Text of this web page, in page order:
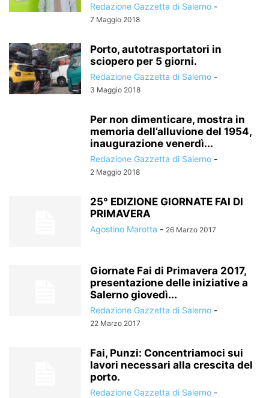
Redazione Gazzetta di Salerno -
7 Maggio 2018
Porto, autotrasportatori in
sciopero per 5 giorni.
Redazione Gazzetta di Salerno -
3 Maggio 2018
Per non dimenticare, mostra in
memoria dell’alluvione del 1954,
inaugurazione venerdì...
Redazione Gazzetta di Salerno -
2 Maggio 2018
25° EDIZIONE GIORNATE FAI DI
PRIMAVERA
Agostino Marotta - 26 Marzo 2017
Giornate Fai di Primavera 2017,
presentazione delle iniziative a
Salerno giovedì...
Redazione Gazzetta di Salerno -
22 Marzo 2017
Fai, Punzi: Concentriamoci sui
lavori necessari alla crescita del
porto.
Redazione Gazzetta di Salerno -